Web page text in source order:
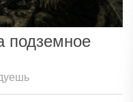
подземное